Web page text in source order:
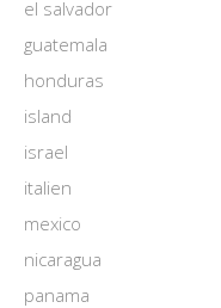
el salvador
guatemala
honduras
island
israel
italien
mexico
nicaragua
panama